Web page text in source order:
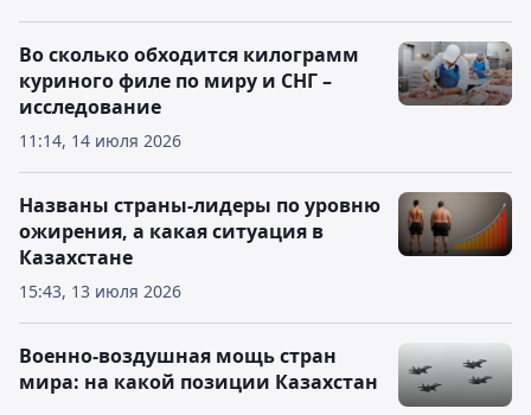
11:14, 14 июля 2026
Во сколько обходится килограмм
куриного филе по миру и СНГ –
исследование
15:43, 13 июля 2026
Названы страны-лидеры по уровню
ожирения, а какая ситуация в
Казахстане
Военно-воздушная мощь стран
мира: на какой позиции Казахстан